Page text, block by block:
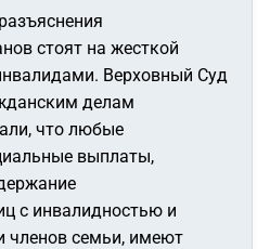
стоят на жесткой
Верховный Суд
делам
что любые
выплаты,
с инвалидностью и
семьи, имеют